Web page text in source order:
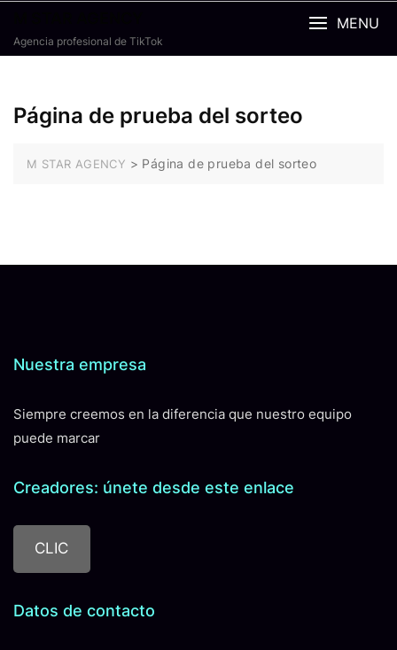
Agencia profesional de TikTok
MENU
Página de prueba del sorteo
M STAR AGENCY > Página de prueba del sorteo
Nuestra empresa
Siempre creemos en la diferencia que nuestro equipo
puede marcar
Creadores: únete desde este enlace
CLIC
Datos de contacto